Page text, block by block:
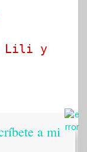
Lili y
a mi